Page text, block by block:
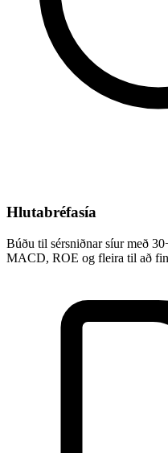
Hlutabréfasía
Búðu til sérsniðnar síur með
MACD, ROE og fleira til að